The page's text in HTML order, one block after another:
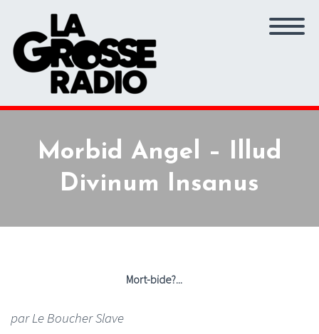
Morbid Angel – Illud
Divinum Insanus
Mort-bide?...
par Le Boucher Slave